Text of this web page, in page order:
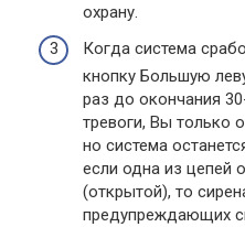
охрану.
Когда система
кнопку Большую
раз до окончания
тревоги, Вы только
но система
если одна из цепей
(открытой), то
предупреждающих